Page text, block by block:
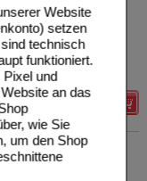
Website
setzen
technisch
funktioniert.
Pixel und
an das
wie Sie
um den Shop
*
3,09 €
618,00 €
Details